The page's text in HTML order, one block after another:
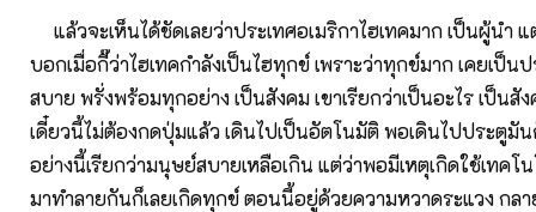
แล้วจะเห็นได้ชัดเลยว่าประเทศอเมริกาไฮเทคมาก เป็นผู้นำ แ
บอกเมื่อกี๊ว่าไฮเทคกำลังเป็นไฮทุกข์ เพราะว่าทุกข์มาก เคยเป็น
สบาย พรั่งพร้อมทุกอย่าง เป็นสังคม เขาเรียกว่าเป็นอะไร เป็นสั
เดี๋ยวนี้ไม่ต้องกดปุ่มแล้ว เดินไปเป็นอัตโนมัติ พอเดินไปประตูมัน
อย่างนี้เรียกว่ามนุษย์สบายเหลือเกิน แต่ว่าพอมีเหตุเกิดใช้เทคโ
มาทำลายกันก็เลยเกิดทุกข์ ตอนนี้อยู่ด้วยความหวาดระแวง กลา